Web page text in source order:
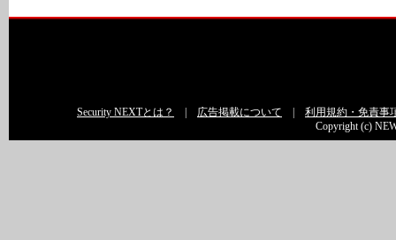
Security NEXTとは？ 広告掲載について
利用規約・免責事
Copyright (c)